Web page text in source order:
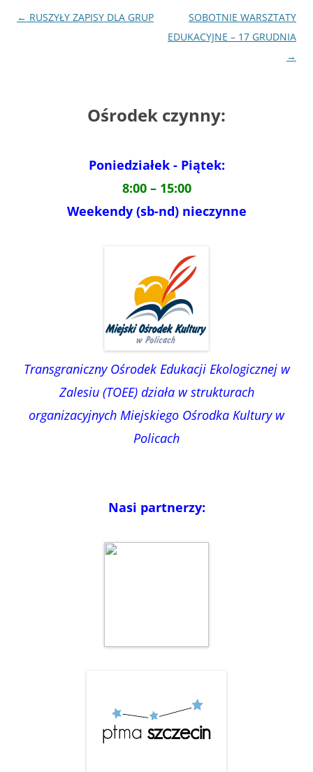
Nawigacja
← RUSZYŁY ZAPISY DLA GRUP
SOBOTNIE WARSZTATY
EDUKACYJNE – 17 GRUDNIA
→
Ośrodek czynny:
Poniedziałek - Piątek:
8:00 – 15:00
Weekendy (sb-nd) nieczynne
Transgraniczny Ośrodek Edukacji Ekologicznej w
Zalesiu (TOEE) działa w strukturach
organizacyjnych Miejskiego Ośrodka Kultury w
Policach
Nasi partnerzy: